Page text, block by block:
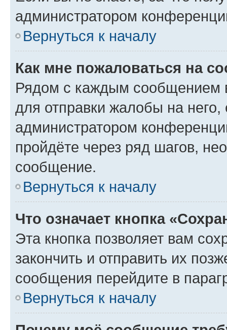
администратором
Вернуться к началу
Как мне пожаловаться на
Рядом с каждым сообщением
для отправки жалобы на
администратором
пройдёте через ряд шагов,
сообщение.
Вернуться к началу
Что означает кнопка
Эта кнопка позволяет вам
закончить и отправить их
сообщения перейдите в
Вернуться к началу